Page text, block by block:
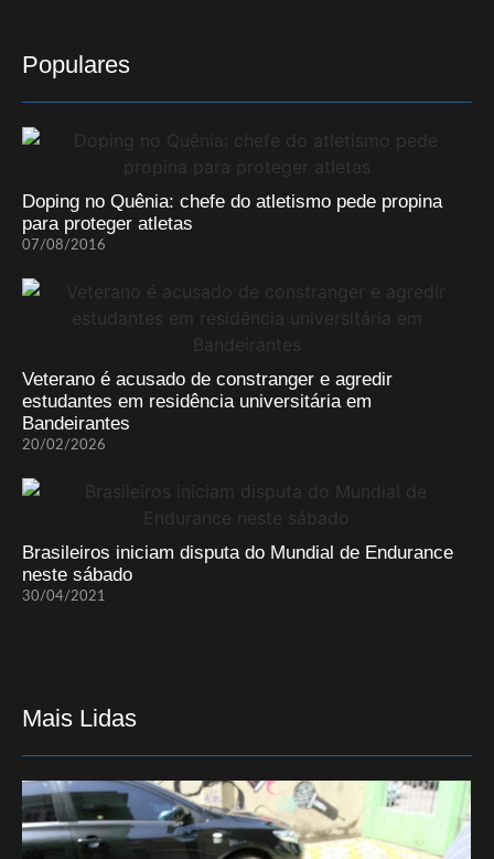
Populares
Doping no Quênia: chefe do atletismo pede propina
para proteger atletas
07/08/2016
Veterano é acusado de constranger e agredir
estudantes em residência universitária em
Bandeirantes
20/02/2026
Brasileiros iniciam disputa do Mundial de Endurance
neste sábado
30/04/2021
Mais Lidas